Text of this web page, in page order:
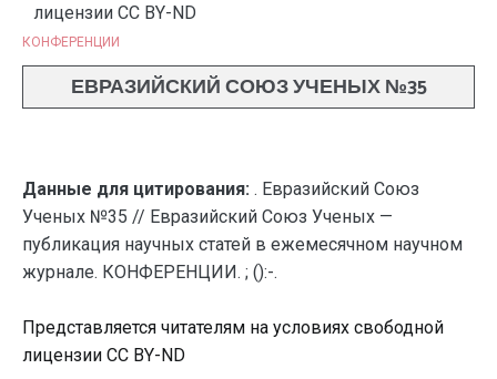
лицензии CC BY-ND
КОНФЕРЕНЦИИ
ЕВРАЗИЙСКИЙ СОЮЗ УЧЕНЫХ №35
Данные для цитирования: . Евразийский Союз
Ученых №35 // Евразийский Союз Ученых —
публикация научных статей в ежемесячном научном
журнале. КОНФЕРЕНЦИИ. ; ():-.
Представляется читателям на условиях свободной
лицензии CC BY-ND